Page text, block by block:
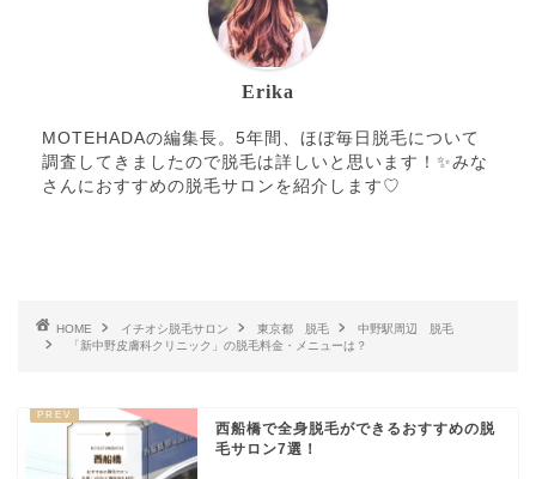
Erika
MOTEHADAの編集長。5年間、ほぼ毎日脱毛について
調査してきましたので脱毛は詳しいと思います！✨みな
さんにおすすめの脱毛サロンを紹介します♡
HOME イチオシ脱毛サロン 東京都 脱毛
中野駅周辺 脱毛
「新中野皮膚科クリニック」の脱毛料金・メニューは？
西船橋で全身脱毛ができるおすすめの脱
毛サロン7選！